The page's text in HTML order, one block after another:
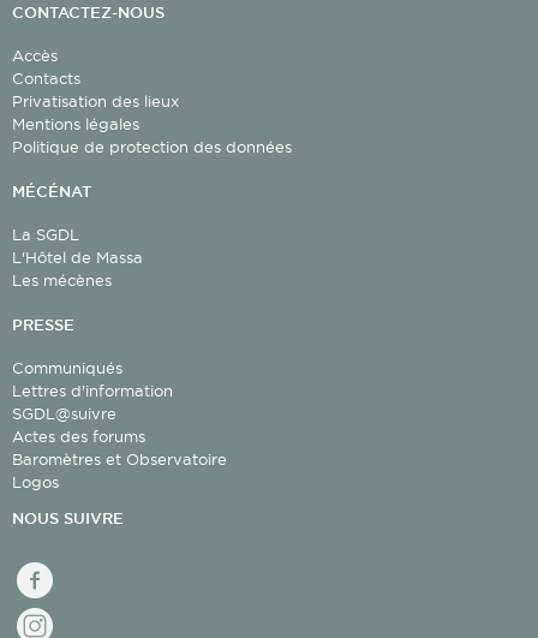
CONTACTEZ-NOUS
Accès
Contacts
Privatisation des lieux
Mentions légales
Politique de protection des données
MÉCÉNAT
La SGDL
L'Hôtel de Massa
Les mécènes
PRESSE
Communiqués
Lettres d'information
SGDL@suivre
Actes des forums
Baromètres et Observatoire
Logos
NOUS SUIVRE
facebook
Instagram